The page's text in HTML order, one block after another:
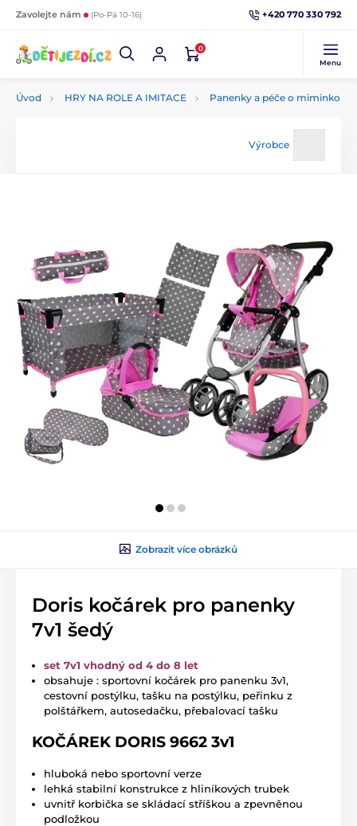
Zavolejte nám (Po-Pá 10-16) +420 770 330 792
0
Menu
Úvod HRY NA ROLE A IMITACE Panenky a péče o miminko
Výrobce
Zobrazit více obrázků
Doris kočárek pro panenky
7v1 šedý
set 7v1 vhodný od 4 do 8 let
obsahuje : sportovní kočárek pro panenku 3v1,
cestovní postýlku, tašku na postýlku, peřinku z
polštářkem, autosedačku, přebalovací tašku
KOČÁREK DORIS 9662 3v1
hluboká nebo sportovní verze
lehká stabilní konstrukce z hliníkových trubek
uvnitř korbička se skládací stříškou a zpevněnou
podložkou